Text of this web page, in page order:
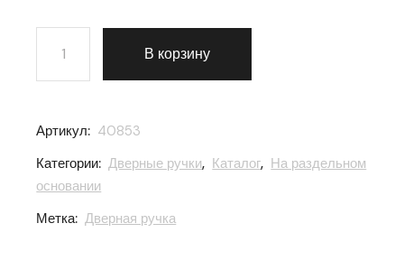
Количество товара Ручка раздельная Fuaro (Фуаро)
В корзину
Артикул: 40853
Категории: Дверные ручки, Каталог, На раздельном
основании
Метка: Дверная ручка